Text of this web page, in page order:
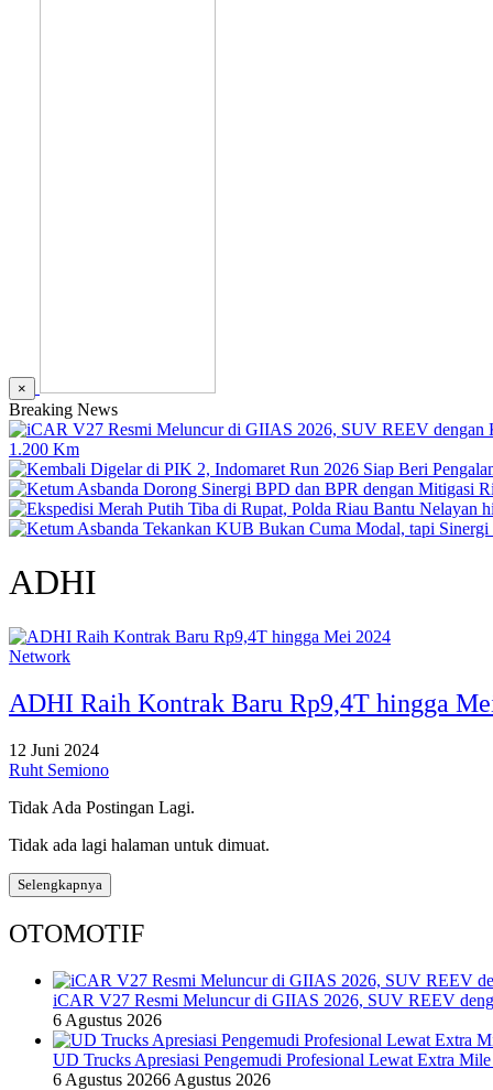
×
Breaking News
1.200 Km
ADHI
Network
ADHI Raih Kontrak Baru Rp9,4T hingga
12 Juni 2024
Ruht Semiono
Tidak Ada Postingan Lagi.
Tidak ada lagi halaman untuk dimuat.
Selengkapnya
OTOMOTIF
iCAR V27 Resmi Meluncur di GIIAS 2026, SUV REEV
6 Agustus 2026
UD Trucks Apresiasi Pengemudi Profesional Lewat Extra
6 Agustus 20266 Agustus 2026